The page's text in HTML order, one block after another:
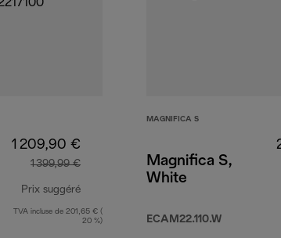
1 209,90 €
1 399,99 €
Prix suggéré
prix original 1 399,99 €
TVA incluse de 201,65 € (
20 %)
MAGNIFICA S
Magnifica S,
White
ECAM22.110.W